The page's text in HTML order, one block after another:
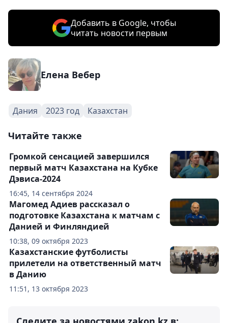
Добавить в Google, чтобы
читать новости первым
Елена Вебер
Дания 2023 год Казахстан
Читайте также
16:45, 14 сентября 2024
Громкой сенсацией завершился
первый матч Казахстана на Кубке
Дэвиса-2024
10:38, 09 октября 2023
Магомед Адиев рассказал о
подготовке Казахстана к матчам с
Данией и Финляндией
11:51, 13 октября 2023
Казахстанские футболисты
прилетели на ответственный матч
в Данию